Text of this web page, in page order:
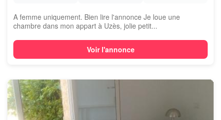
A femme uniquement. Bien lire l'annonce Je loue une
chambre dans mon appart à Uzès, jolie petit...
Voir l'annonce